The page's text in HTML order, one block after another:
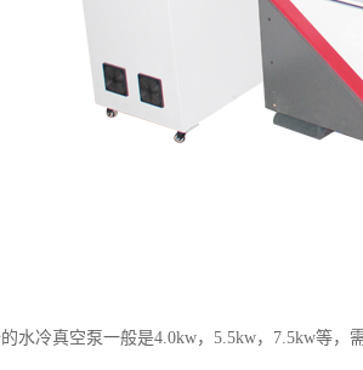
冷真空泵一般是4.0kw，5.5kw，7.5kw等，